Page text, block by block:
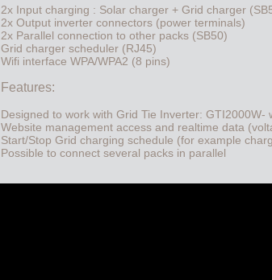
2x Input charging : Solar charger + Grid charger
2x Output inverter connectors (power terminals)
2x Parallel connection to other packs (SB50)
Grid charger scheduler (RJ45)
Wifi interface WPA/WPA2 (8 pins)
Features:
Designed to work with Grid Tie Inverter: GTI2000W-
Website management access and realtime data
Start/Stop Grid charging schedule (for example
Possible to connect several packs in parallel